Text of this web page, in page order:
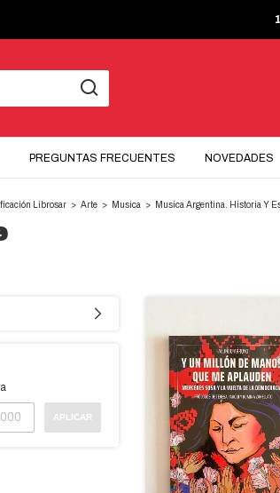
PREGUNTAS FRECUENTES NOVEDADES
Librosar > Arte > Musica > Musica Argentina. Historia Y
APLICAR